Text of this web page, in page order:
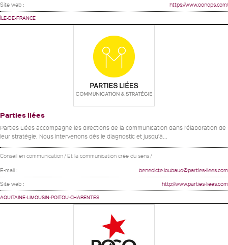
Site web : https://www.oonops.com/
ÎLE-DE-FRANCE
Parties liées
Parties Liées accompagne les directions de la communication dans l’élaboration de
leur stratégie. Nous intervenons dès le diagnostic et jusqu’à...
Conseil en communication / Et la communication crée du sens /
E-mail : benedicte.loubaud@parties-liees.com
Site web : http://www.parties-liees.com
AQUITAINE-LIMOUSIN-POITOU-CHARENTES